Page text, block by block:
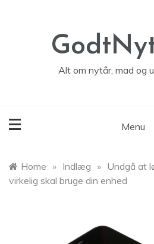
Alt om nytår, mad og
Menu
Home » Indlæg » Undgå at
virkelig skal bruge din enhed